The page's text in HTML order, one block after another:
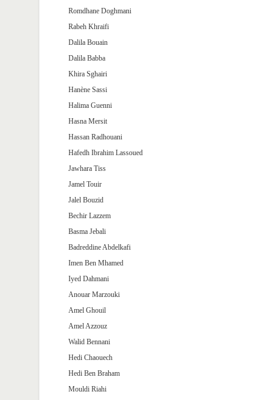
Romdhane Doghmani
Rabeh Khraifi
Dalila Bouain
Dalila Babba
Khira Sghairi
Hanène Sassi
Halima Guenni
Hasna Mersit
Hassan Radhouani
Hafedh Ibrahim Lassoued
Jawhara Tiss
Jamel Touir
Jalel Bouzid
Bechir Lazzem
Basma Jebali
Badreddine Abdelkafi
Imen Ben Mhamed
Iyed Dahmani
Anouar Marzouki
Amel Ghouil
Amel Azzouz
Walid Bennani
Hedi Chaouech
Hedi Ben Braham
Mouldi Riahi